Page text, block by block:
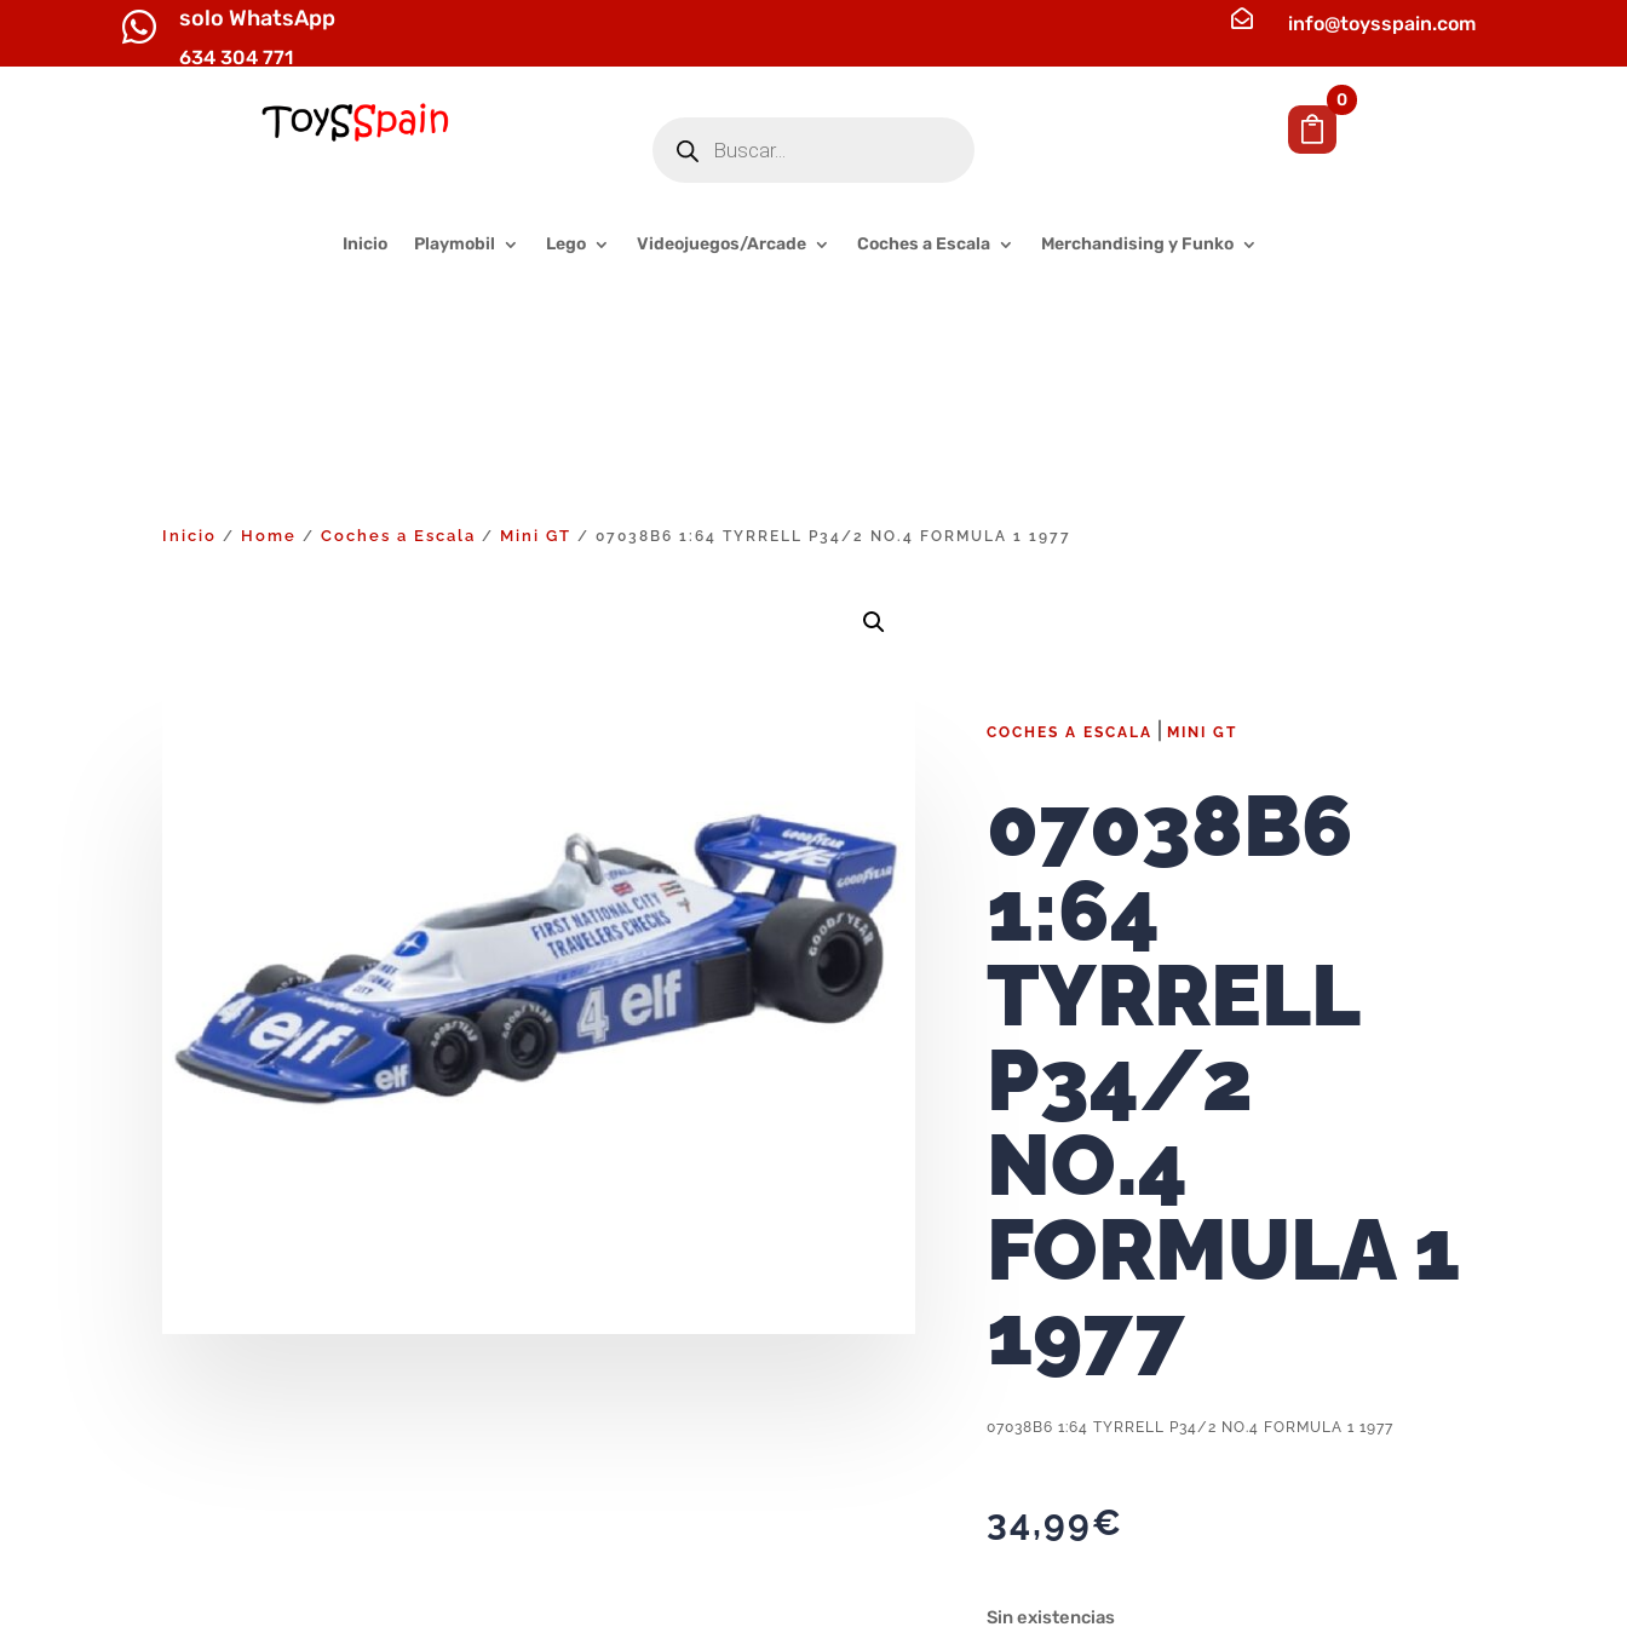
 solo WhatsApp
634 304 771
 info@toysspain.com
productos
0
Inicio Playmobil Lego Videojuegos/Arcade Coches a Escala Merchandising y Funko
Inicio / Home /Coches a Escala / Mini GT / 07038B6 1:64 TYRRELL P34/2 NO.4 FORMULA 1 1977
COCHES A ESCALA MINI GT
07038B6
1:64
TYRRELL
P34/2
NO.4
FORMULA 1
1977
07038B6 1:64 TYRRELL P34/2 NO.4 FORMULA 1 1977
34,99€
Sin existencias